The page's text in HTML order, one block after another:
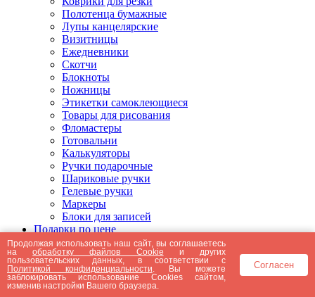
Полотенца бумажные
Лупы канцелярские
Визитницы
Ежедневники
Скотчи
Блокноты
Ножницы
Этикетки самоклеющиеся
Товары для рисования
Фломастеры
Готовальни
Калькуляторы
Ручки подарочные
Шариковые ручки
Гелевые ручки
Маркеры
Блоки для записей
Подарки по цене
Подарки от 5000 рублей
Подарки до 5000 рублей
Подарки до 3000 рублей
Подарки до 2000 рублей
Подарки до 1000 рублей
Продолжая использовать наш сайт, вы соглашаетесь
наобработку файлов Cookie и других
пользовательских данных, в соответствии с
Политикой конфиденциальности . Вы можете
заблокировать использование Cookies сайтом,
изменив настройки Вашего браузера.
Согласен